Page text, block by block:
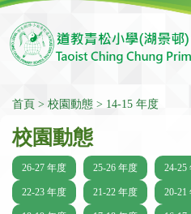
首頁 校園動態 14-15 年度
校園動態
26-27 年度 25-26 年度 24-25
22-23 年度 21-22 年度 20-21